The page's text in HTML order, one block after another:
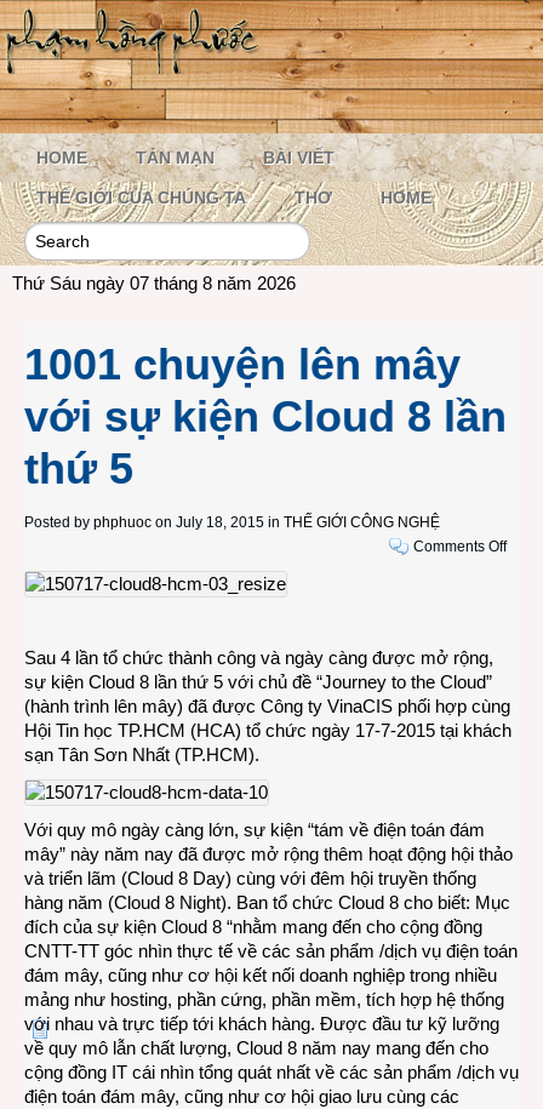
HOME TẢN MẠN BÀI VIẾT
THẾ GIỚI CỦA CHÚNG TA THƠ HOME
Thứ Sáu ngày 07 tháng 8 năm 2026
1001 chuyện lên mây
với sự kiện Cloud 8 lần
thứ 5
Posted by phphuoc on July 18, 2015 in THẾ GIỚI CÔNG NGHỆ
Comments Offon
kiện
Sau 4 lần tổ chức thành công và ngày càng được mở rộng,
sự kiện Cloud 8 lần thứ 5 với chủ đề “Journey to the Cloud”
(hành trình lên mây) đã được Công ty VinaCIS phối hợp cùng
Hội Tin học TP.HCM (HCA) tổ chức ngày 17-7-2015 tại khách
sạn Tân Sơn Nhất (TP.HCM).
Với quy mô ngày càng lớn, sự kiện “tám về điện toán đám
mây” này năm nay đã được mở rộng thêm hoạt động hội thảo
và triển lãm (Cloud 8 Day) cùng với đêm hội truyền thống
hàng năm (Cloud 8 Night). Ban tổ chức Cloud 8 cho biết: Mục
đích của sự kiện Cloud 8 “nhằm mang đến cho cộng đồng
CNTT-TT góc nhìn thực tế về các sản phẩm /dịch vụ điện toán
đám mây, cũng như cơ hội kết nối doanh nghiệp trong nhiều
mảng như hosting, phần cứng, phần mềm, tích hợp hệ thống
với nhau và trực tiếp tới khách hàng. Được đầu tư kỹ lưỡng
về quy mô lẫn chất lượng, Cloud 8 năm nay mang đến cho
cộng đồng IT cái nhìn tổng quát nhất về các sản phẩm /dịch vụ
điện toán đám mây, cũng như cơ hội giao lưu cùng các